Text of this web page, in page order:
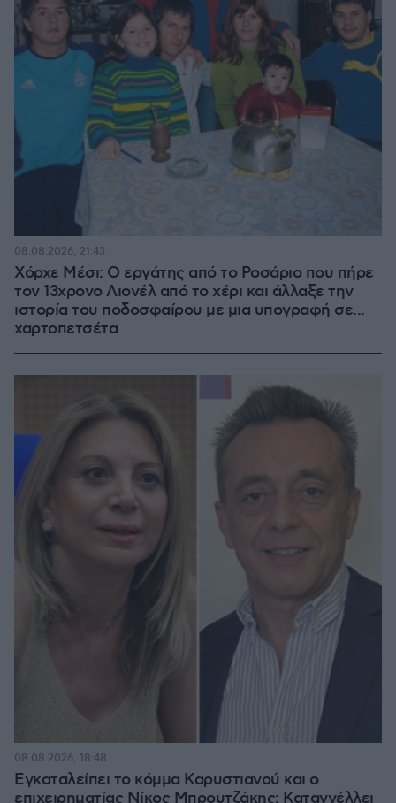
Χόρχε Μέσι: Ο εργάτης από το Ροσάριο που πήρε
τον 13χρονο Λιονέλ από το χέρι και άλλαξε την
ιστορία του ποδοσφαίρου με μια υπογραφή σε...
χαρτοπετσέτα
08.08.2026, 21:43
Εγκαταλείπει το κόμμα Καρυστιανού και ο
επιχειρηματίας Νίκος Μπρουτζάκης: Καταγγέλλει
08.08.2026, 18:48